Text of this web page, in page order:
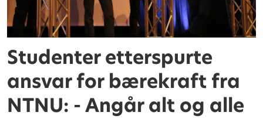
Studenter etterspurte
ansvar for bærekraft fra
NTNU: - Angår alt og alle